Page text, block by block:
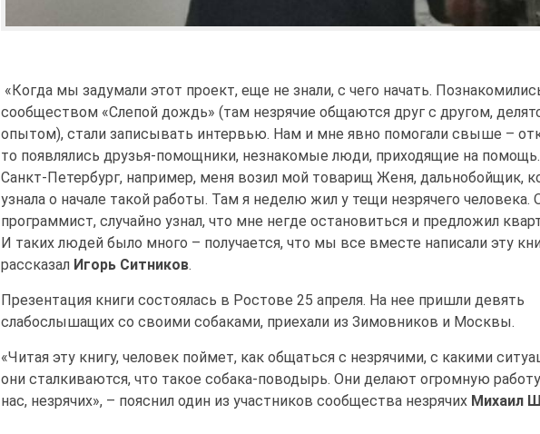
«Когда мы задумали этот проект, еще не знали, с чего начать.
сообществом «Слепой дождь» (там незрячие общаются друг с другом,
опытом), стали записывать интервью. Нам и мне явно помогали свыше –
то появлялись друзья-помощники, незнакомые люди, приходящие на
Санкт-Петербург, например, меня возил мой товарищ Женя, дальнобойщик,
узнала о начале такой работы. Там я неделю жил у тещи незрячего человека.
программист, случайно узнал, что мне негде остановиться и предложил
И таких людей было много – получается, что мы все вместе написали эту
рассказал Игорь Ситников.
Презентация книги состоялась в Ростове 25 апреля. На нее пришли девять
слабослышащих со своими собаками, приехали из Зимовников и Москвы.
«Читая эту книгу, человек поймет, как общаться с незрячими, с какими
они сталкиваются, что такое собака-поводырь. Они делают огромную
нас, незрячих», – пояснил один из участников сообщества незрячих Михаил